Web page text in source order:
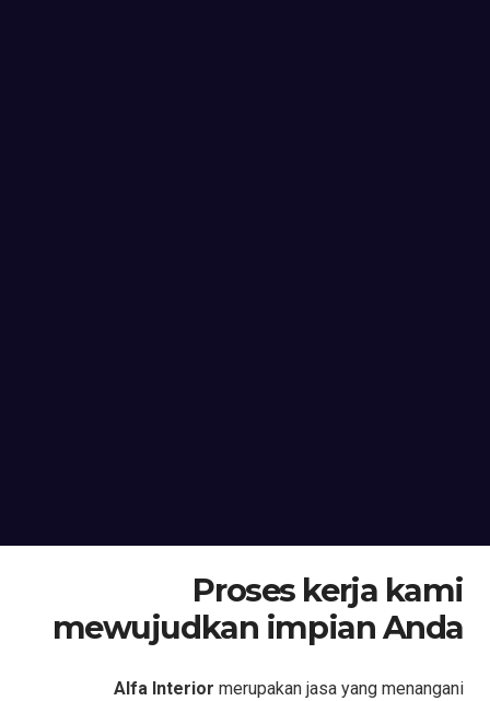
Proses kerja kami
mewujudkan impian Anda
Alfa Interior merupakan jasa yang menangani